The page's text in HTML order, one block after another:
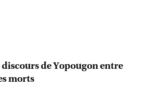
de Yopougon entre
morts